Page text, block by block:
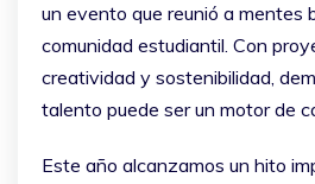
un evento que reunió a mentes
comunidad estudiantil. Con
creatividad y sostenibilidad,
talento puede ser un motor de
Este año alcanzamos un hito